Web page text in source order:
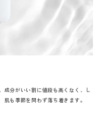
成分がいい割に値段も高くなく、し
も季節を問わず落ち着きます。